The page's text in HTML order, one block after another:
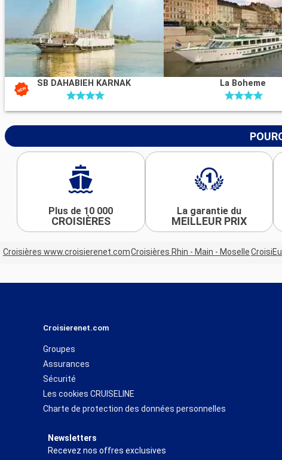
SB DAHABIEH KARNAK La Boheme
Plus de 10 000
CROISIÈRES
La garantie du
MEILLEUR PRIX
Croisières www.croisierenet.comCroisières Rhin - Main - Moselle
Croisierenet.com
Groupes
Assurances
Sécurité
Les cookies CRUISELINE
Charte de protection des données personnelles
Newsletters
Recevez nos offres exclusives